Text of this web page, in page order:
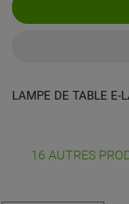
LAMPE DE TABLE E-
16 AUTRES